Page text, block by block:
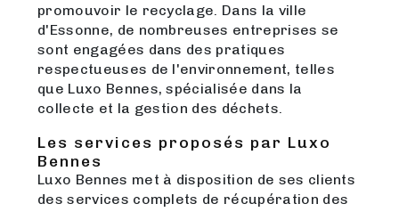
promouvoir le recyclage. Dans la ville
d'Essonne, de nombreuses entreprises se
sont engagées dans des pratiques
respectueuses de l'environnement, telles
que Luxo Bennes, spécialisée dans la
collecte et la gestion des déchets.
Les services proposés par Luxo
Bennes
Luxo Bennes met à disposition de ses clients
des services complets de récupération des